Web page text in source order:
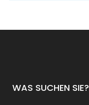
WAS SUCHEN SIE?